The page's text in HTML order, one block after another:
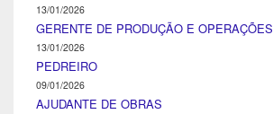
13/01/2026
GERENTE DE PRODUÇÃO E OPERAÇÕES
13/01/2026
PEDREIRO
09/01/2026
AJUDANTE DE OBRAS